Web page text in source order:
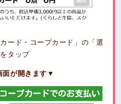
ード・コープカード」の「選
タップ
面が開きます▼